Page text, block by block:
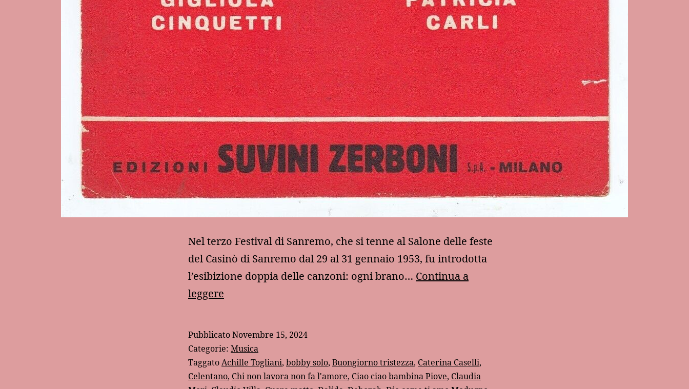
Nel terzo Festival di Sanremo, che si tenne al Salone delle feste
del Casinò di Sanremo dal 29 al 31 gennaio 1953, fu introdotta
l’esibizione doppia delle canzoni: ogni brano… Continua a
leggere
Sanremo
si
cantava
in
PubblicatoNovembre 15, 2024
Categorie: Musica
TaggatoAchille Togliani, bobby solo, Buongiorno tristezza, Caterina Caselli,
Celentano, Chi non lavora non fa l'amore, Ciao ciao bambina Piove, Claudia